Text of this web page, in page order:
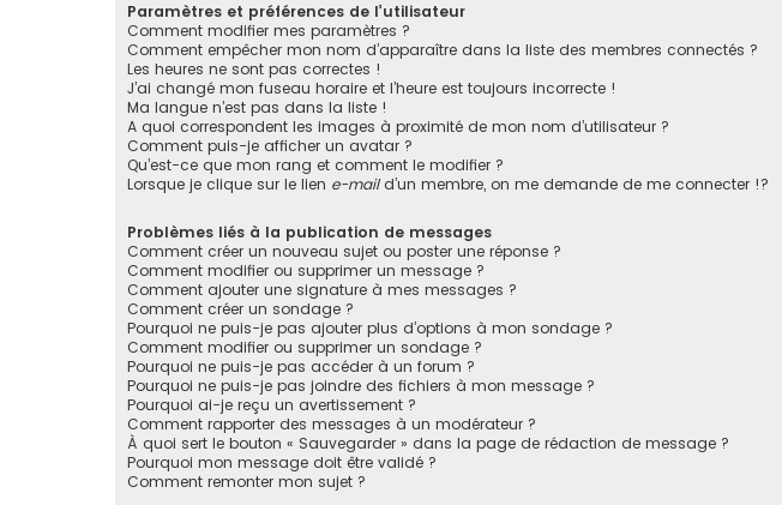
Paramètres et préférences de l’utilisateur
Comment modifier mes paramètres ?
Comment empêcher mon nom d’apparaître dans la liste des membres connectés ?
Les heures ne sont pas correctes !
J’ai changé mon fuseau horaire et l’heure est toujours incorrecte !
Ma langue n’est pas dans la liste !
A quoi correspondent les images à proximité de mon nom d’utilisateur ?
Comment puis-je afficher un avatar ?
Qu’est-ce que mon rang et comment le modifier ?
Lorsque je clique sur le lien e-maild’un membre, on me demande de me connecter !?
Problèmes liés à la publication de messages
Comment créer un nouveau sujet ou poster une réponse ?
Comment modifier ou supprimer un message ?
Comment ajouter une signature à mes messages ?
Comment créer un sondage ?
Pourquoi ne puis-je pas ajouter plus d’options à mon sondage ?
Comment modifier ou supprimer un sondage ?
Pourquoi ne puis-je pas accéder à un forum ?
Pourquoi ne puis-je pas joindre des fichiers à mon message ?
Pourquoi ai-je reçu un avertissement ?
Comment rapporter des messages à un modérateur ?
À quoi sert le bouton « Sauvegarder » dans la page de rédaction de message ?
Pourquoi mon message doit être validé ?
Comment remonter mon sujet ?